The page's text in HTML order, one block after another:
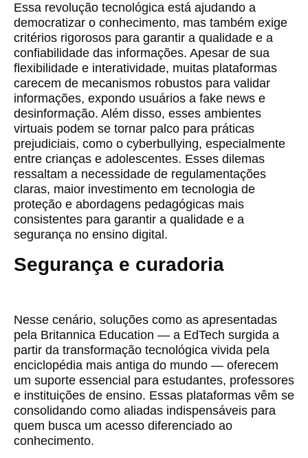
Essa revolução tecnológica está ajudando a
democratizar o conhecimento, mas também exige
critérios rigorosos para garantir a qualidade e a
confiabilidade das informações. Apesar de sua
flexibilidade e interatividade, muitas plataformas
carecem de mecanismos robustos para validar
informações, expondo usuários a fake news e
desinformação. Além disso, esses ambientes
virtuais podem se tornar palco para práticas
prejudiciais, como o cyberbullying, especialmente
entre crianças e adolescentes. Esses dilemas
ressaltam a necessidade de regulamentações
claras, maior investimento em tecnologia de
proteção e abordagens pedagógicas mais
consistentes para garantir a qualidade e a
segurança no ensino digital.
Segurança e curadoria
Nesse cenário, soluções como as apresentadas
pela Britannica Education — a EdTech surgida a
partir da transformação tecnológica vivida pela
enciclopédia mais antiga do mundo — oferecem
um suporte essencial para estudantes, professores
e instituições de ensino. Essas plataformas vêm se
consolidando como aliadas indispensáveis para
quem busca um acesso diferenciado ao
conhecimento.